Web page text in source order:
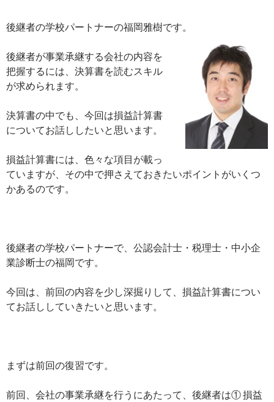
後継者の学校パートナーの福岡雅樹です。
後継者が事業承継する会社の内容を
把握するには、決算書を読むスキル
が求められます。
決算書の中でも、今回は損益計算書
についてお話ししたいと思います。
損益計算書には、色々な項目が載っ
ていますが、その中で押さえておきたいポイントがいくつ
かあるのです。
後継者の学校パートナーで、公認会計士・税理士・中小企
業診断士の福岡です。
今回は、前回の内容を少し深掘りして、損益計算書につい
てお話ししていきたいと思います。
まずは前回の復習です。
前回、会社の事業承継を行うにあたって、後継者は① 損益